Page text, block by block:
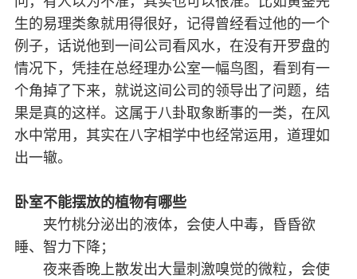
生的易理类象就用得很好，记得曾经看过他的一个
例子，话说他到一间公司看风水，在没有开罗盘的
情况下，凭挂在总经理办公室一幅鸟图，看到有一
个角掉了下来，就说这间公司的领导出了问题，结
果是真的这样。这属于八卦取象断事的一类，在风
水中常用，其实在八字相学中也经常运用，道理如
出一辙。
卧室不能摆放的植物有哪些
夹竹桃分泌出的液体，会使人中毒，昏昏欲
睡、智力下降；
夜来香晚上散发出大量刺激嗅觉的微粒，会使